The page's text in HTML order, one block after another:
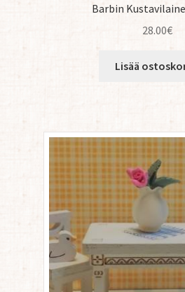
Barbin
28.00€
Lisää